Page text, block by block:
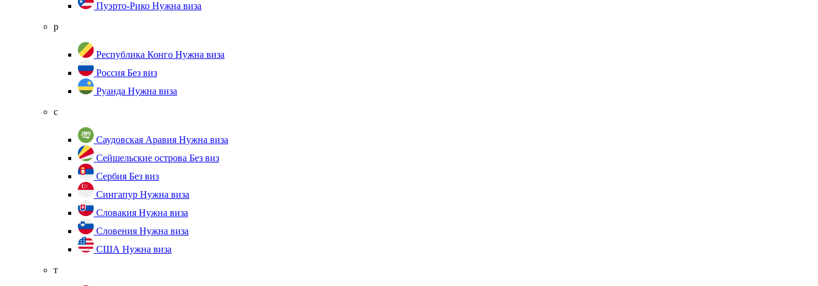
Пуэрто-Рико Нужна виза
р
Республика Конго Нужна виза
Россия Без виз
Руанда Нужна виза
с
Саудовская Аравия Нужна виза
Сейшельские острова Без виз
Сербия Без виз
Сингапур Нужна виза
Словакия Нужна виза
Словения Нужна виза
США Нужна виза
т